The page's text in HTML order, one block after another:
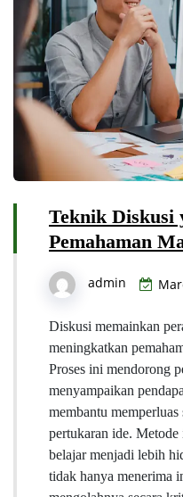
Teknik Diskusi
Pemahaman
admin
Diskusi memainkan
meningkatkan
Proses ini mendorong
menyampaikan
membantu
pertukaran ide. Metode
belajar menjadi lebih
tidak hanya menerima